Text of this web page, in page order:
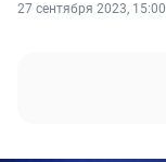
27 сентября 2023, 15:00